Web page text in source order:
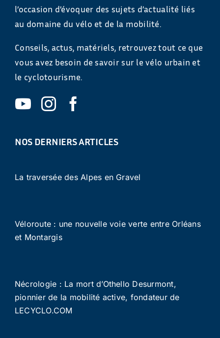
l’occasion d’évoquer des sujets d’actualité liés
au domaine du vélo et de la mobilité.
Conseils, actus, matériels, retrouvez tout ce que
vous avez besoin de savoir sur le vélo urbain et
le cyclotourisme.
NOS DERNIERS ARTICLES
La traversée des Alpes en Gravel
Véloroute : une nouvelle voie verte entre Orléans
et Montargis
Nécrologie : La mort d’Othello Desurmont,
pionnier de la mobilité active, fondateur de
LECYCLO.COM